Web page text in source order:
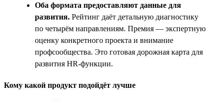
Оба формата предоставляют данные для
развития. Рейтинг даёт детальную диагностику
по четырём направлениям. Премия — экспертную
оценку конкретного проекта и внимание
профсообщества. Это готовая дорожная карта для
развития HR-функции.
Кому какой продукт подойдёт лучше